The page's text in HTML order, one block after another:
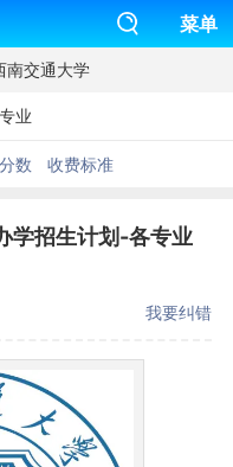
菜单
南交通大学
业
数 收费标准
学招生计划-各专业
我要纠错